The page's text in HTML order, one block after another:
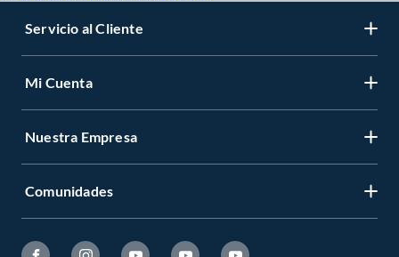
Servicio al Cliente
Mi Cuenta
Nuestra Empresa
Comunidades